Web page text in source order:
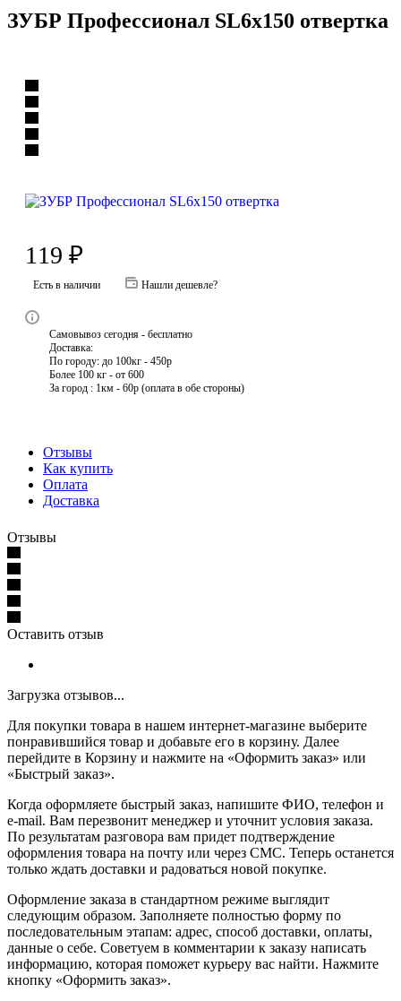
ЗУБР Профессионал SL6x150 отвертка
119 ₽
Есть в наличии Нашли дешевле?
Самовывоз сегодня - бесплатно
Доставка:
По городу: до 100кг - 450р
Более 100 кг - от 600
За город : 1км - 60р (оплата в обе стороны)
Отзывы
Как купить
Оплата
Доставка
Отзывы
Оставить отзыв
Загрузка отзывов...
Для покупки товара в нашем интернет-магазине выберите
понравившийся товар и добавьте его в корзину. Далее
перейдите в Корзину и нажмите на «Оформить заказ» или
«Быстрый заказ».
Когда оформляете быстрый заказ, напишите ФИО, телефон и
e-mail. Вам перезвонит менеджер и уточнит условия заказа.
По результатам разговора вам придет подтверждение
оформления товара на почту или через СМС. Теперь останется
только ждать доставки и радоваться новой покупке.
Оформление заказа в стандартном режиме выглядит
следующим образом. Заполняете полностью форму по
последовательным этапам: адрес, способ доставки, оплаты,
данные о себе. Советуем в комментарии к заказу написать
информацию, которая поможет курьеру вас найти. Нажмите
кнопку «Оформить заказ».